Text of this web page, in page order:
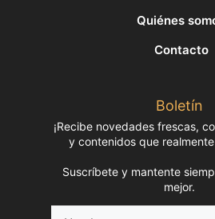
Quiénes
Contacto
Boletín
¡Recibe novedades frescas,
y contenidos que
Suscríbete y mantente
mejor.